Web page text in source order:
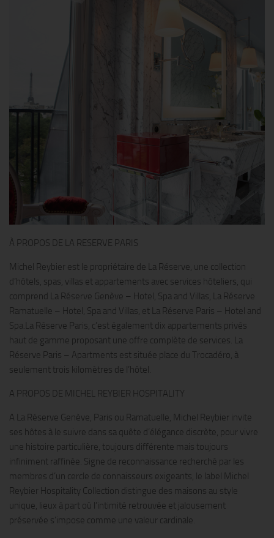
À PROPOS DE LA RESERVE PARIS
Michel Reybier est le propriétaire de La Réserve, une collection
d’hôtels, spas, villas et appartements avec services hôteliers, qui
comprend La Réserve Genève – Hotel, Spa and Villas, La Réserve
Ramatuelle – Hotel, Spa and Villas, et La Réserve Paris – Hotel and
Spa.La Réserve Paris, c’est également dix appartements privés
haut de gamme proposant une offre complète de services. La
Réserve Paris – Apartments est située place du Trocadéro, à
seulement trois kilomètres de l’hôtel.
A PROPOS DE MICHEL REYBIER HOSPITALITY
A La Réserve Genève, Paris ou Ramatuelle, Michel Reybier invite
ses hôtes à le suivre dans sa quête d’élégance discrète, pour vivre
une histoire particulière, toujours différente mais toujours
infiniment raffinée. Signe de reconnaissance recherché par les
membres d’un cercle de connaisseurs exigeants, le label Michel
Reybier Hospitality Collection distingue des maisons au style
unique, lieux à part où l’intimité retrouvée et jalousement
préservée s’impose comme une valeur cardinale.